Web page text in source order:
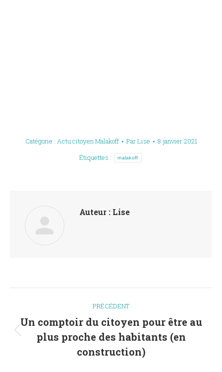
Catégorie : Actu citoyen Malakoff ParLise
8 janvier 2021
Étiquettes :
malakoff
Auteur : Lise
Navigation
article
PRÉCÉDENT
Article
précédent
Un comptoir du citoyen pour être au
plus proche des habitants (en
construction)